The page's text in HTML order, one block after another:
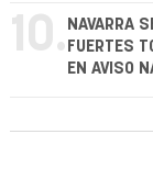
10. NAVARRA
FUERTES
EN AVISO